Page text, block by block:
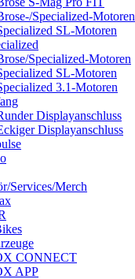
Specialized-Motoren
SL-Motoren
Specialized-Motoren
SL-Motoren
3.1-Motoren
Displayanschluss
Displayanschluss
Services/Merch
CONNECT
APP